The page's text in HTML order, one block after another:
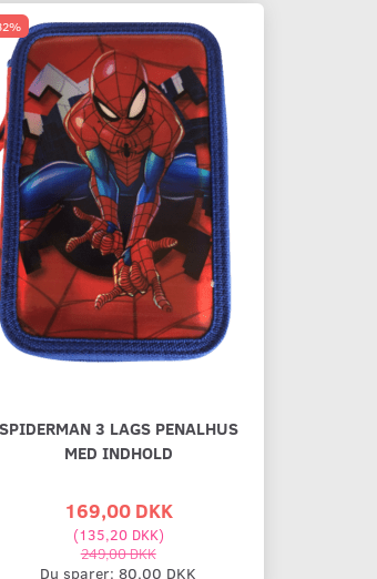
SPIDERMAN 3 LAGS PENALHUS
MED INDHOLD
169,00 DKK
(135,20 DKK)
249,00 DKK
Du sparer:80,00 DKK